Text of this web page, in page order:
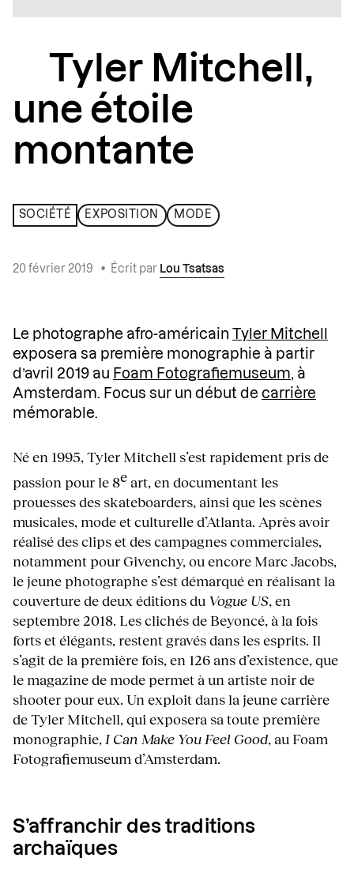
Tyler Mitchell,
une étoile
montante
SOCIÉTÉ EXPOSITION MODE
20 février 2019 • Écrit par Lou Tsatsas
Le photographe afro-américain Tyler Mitchell
exposera sa première monographie à partir
d’avril 2019 au Foam Fotografiemuseum , à
Amsterdam. Focus sur un début de carrière
mémorable.
Né en 1995, Tyler Mitchell s’est rapidement pris de
passion pour le 8e art, en documentant les
prouesses des skateboarders, ainsi que les scènes
musicales, mode et culturelle d’Atlanta. Après avoir
réalisé des clips et des campagnes commerciales,
notamment pour Givenchy, ou encore Marc Jacobs,
le jeune photographe s’est démarqué en réalisant la
couverture de deux éditions du Vogue US, en
septembre 2018. Les clichés de Beyoncé, à la fois
forts et élégants, restent gravés dans les esprits. Il
s’agit de la première fois, en 126 ans d’existence, que
le magazine de mode permet à un artiste noir de
shooter pour eux. Un exploit dans la jeune carrière
de Tyler Mitchell, qui exposera sa toute première
monographie, I Can Make You Feel Good, au Foam
Fotografiemuseum d’Amsterdam.
S’affranchir des traditions
archaïques